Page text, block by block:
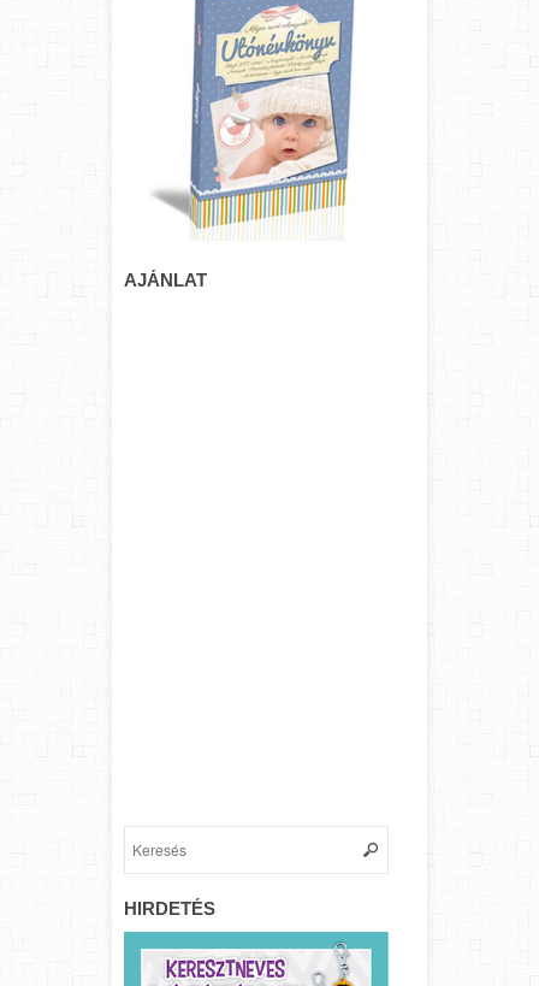
AJÁNLAT
HIRDETÉS